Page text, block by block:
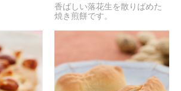
香ばしい落花生を散りばめた
焼き煎餅です。